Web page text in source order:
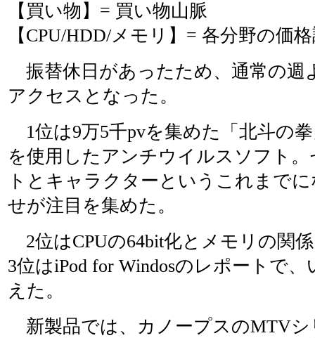
【買い物】= 買い物山脈
【CPU/HDD/メモリ】= 各分野の価
振替休日があったため、通常の週
アクセスとなった。
1位は9万5千pvを集めた「北斗の
を使用したアンチウイルスソフト
トとキャラクターというこれまで
せが注目を集めた。
2位はCPUの64bit化とメモリの関
3位はiPod for Windosのレポートで
えた。
新製品では、カノープスのMTVシ